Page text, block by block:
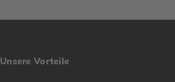
Unsere Vorteile